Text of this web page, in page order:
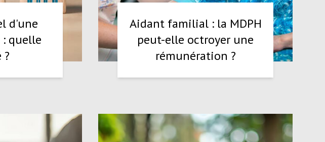
d'une
: quelle
Aidant familial : la MDPH
peut-elle octroyer une
rémunération ?